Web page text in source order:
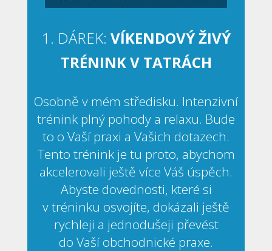
1. DÁREK: VÍKENDOVÝ ŽIVÝ
TRÉNINK V TATRÁCH
Osobně v mém středisku. Intenzivní
trénink plný pohody a relaxu. Bude
to o Vaší praxi a Vašich dotazech.
Tento trénink je tu proto, abychom
akcelerovali ještě více Váš úspěch.
Abyste dovednosti, které si
v tréninku osvojíte, dokázali ještě
rychleji a jednodušeji převést
do Vaší obchodnické praxe.